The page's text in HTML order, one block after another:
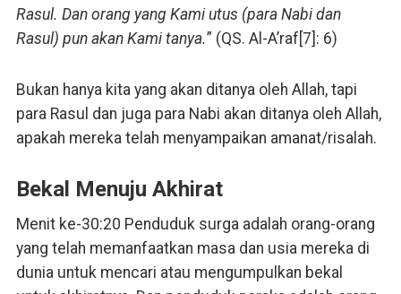
Rasul. Dan orang yang Kami utus (para Nabi dan
Rasul) pun akan Kami tanya.” (QS. Al-A’raf[7]: 6)
Bukan hanya kita yang akan ditanya oleh Allah, tapi
para Rasul dan juga para Nabi akan ditanya oleh Allah,
apakah mereka telah menyampaikan amanat/risalah.
Bekal Menuju Akhirat
Menit ke-30:20 Penduduk surga adalah orang-orang
yang telah memanfaatkan masa dan usia mereka di
dunia untuk mencari atau mengumpulkan bekal